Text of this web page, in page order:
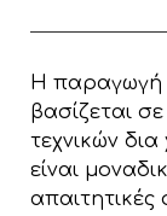
Η παραγωγή
βασίζεται
τεχνικών
είναι
απαιτητικές